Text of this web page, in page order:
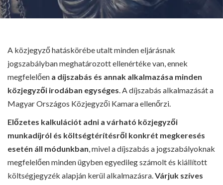
A közjegyző hatáskörébe utalt minden eljárásnak
jogszabályban meghatározott ellenértéke van, ennek
megfelelően a díjszabás és annak alkalmazása minden
közjegyzői irodában egységes. A díjszabás alkalmazását a
Magyar Országos Közjegyzői Kamara ellenőrzi.
Előzetes kalkulációt adni a várható közjegyzői
munkadíjról és költségtérítésről konkrét megkeresés
esetén áll módunkban, mivel a díjszabás a jogszabályoknak
megfelelően minden ügyben egyedileg számolt és kiállított
költségjegyzék alapján kerül alkalmazásra.Várjuk szíves